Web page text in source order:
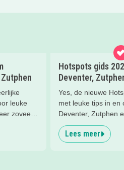
leuke
zoveel
Deventer,
Hotspots gids
Deventer,
Yes, de nieuwe
met leuke tips in en
Deventer, Zutphen
Handig om te
gaan jullie bezoeken?
Lees meer